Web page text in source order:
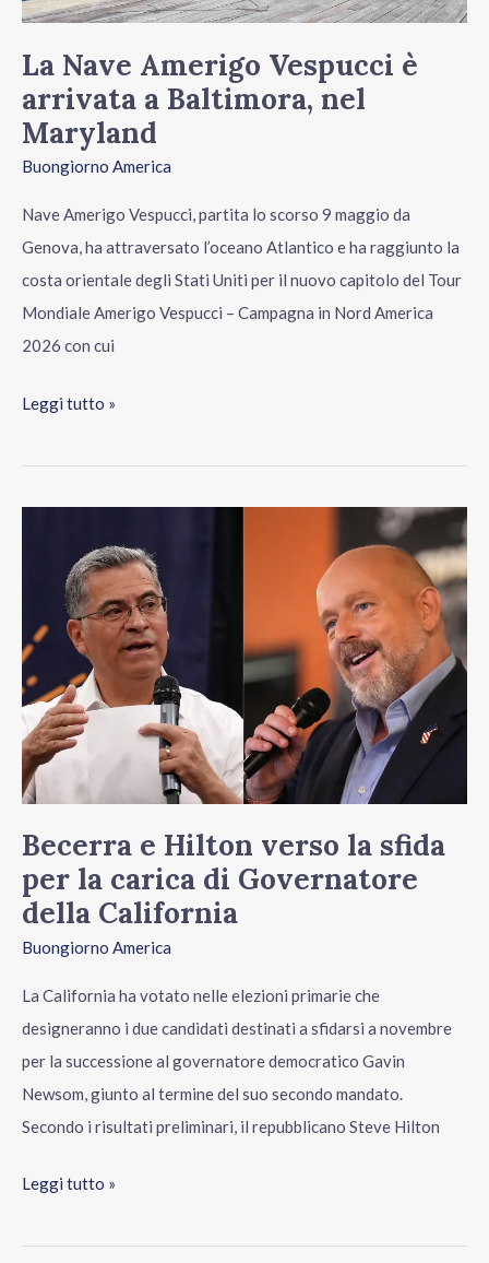
La Nave Amerigo Vespucci è
arrivata a Baltimora, nel
Maryland
Buongiorno America
Nave Amerigo Vespucci, partita lo scorso 9 maggio da
Genova, ha attraversato l’oceano Atlantico e ha raggiunto la
costa orientale degli Stati Uniti per il nuovo capitolo del Tour
Mondiale Amerigo Vespucci – Campagna in Nord America
2026 con cui
Leggi tutto »
Becerra e Hilton verso la sfida
per la carica di Governatore
della California
Buongiorno America
La California ha votato nelle elezioni primarie che
designeranno i due candidati destinati a sfidarsi a novembre
per la successione al governatore democratico Gavin
Newsom, giunto al termine del suo secondo mandato.
Secondo i risultati preliminari, il repubblicano Steve Hilton
Hilton
verso
la
sfida
per
la
carica
Governatore
della
California
Leggi tutto »